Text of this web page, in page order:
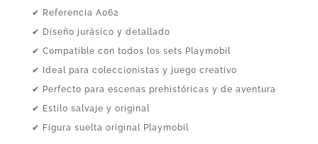
✔ Referencia A062
✔ Diseño jurásico y detallado
✔ Compatible con todos los sets Playmobil
✔ Ideal para coleccionistas y juego creativo
✔ Perfecto para escenas prehistóricas y de aventura
✔ Estilo salvaje y original
✔ Figura suelta original Playmobil